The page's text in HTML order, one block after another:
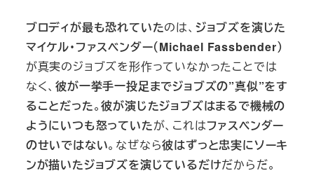
ブロディが最も恐れていたのは、 ジョブズを演じた
マイケル・ファスベンダー（Michael Fassbender）
が真実のジョブズを形作っていなかったことでは
なく、彼が一挙手一投足までジョブズの”真似”をす
ることだった。彼が演じたジョブズはまるで機械の
ようにいつも怒っていたが、これはファスベンダー
のせいではない。なぜなら彼はずっと忠実にソーキ
ンが描いたジョブズを演じているだけだからだ。